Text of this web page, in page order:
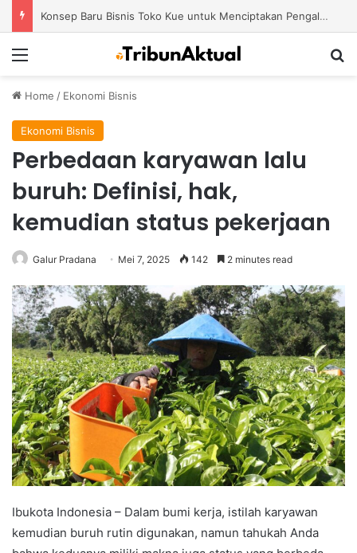
Konsep Baru Bisnis Toko Kue untuk Menciptakan Pengalaman Belanja yang Berbeda
Home / Ekonomi Bisnis
Ekonomi Bisnis
Perbedaan karyawan lalu
buruh: Definisi, hak,
kemudian status pekerjaan
Galur Pradana Mei 7, 2025 142 2 minutes read
Ibukota Indonesia – Dalam bumi kerja, istilah karyawan
kemudian buruh rutin digunakan, namun tahukah Anda